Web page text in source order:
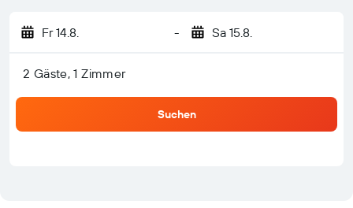
Fr 14.8. - Sa 15.8.
2 Gäste, 1 Zimmer
Suchen